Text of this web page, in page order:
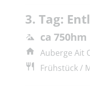
3. Tag:
ca 750hm
Auberge Ait
Frühstück /